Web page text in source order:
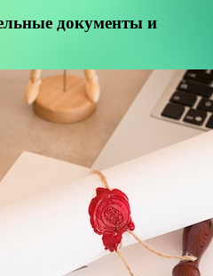
документы и